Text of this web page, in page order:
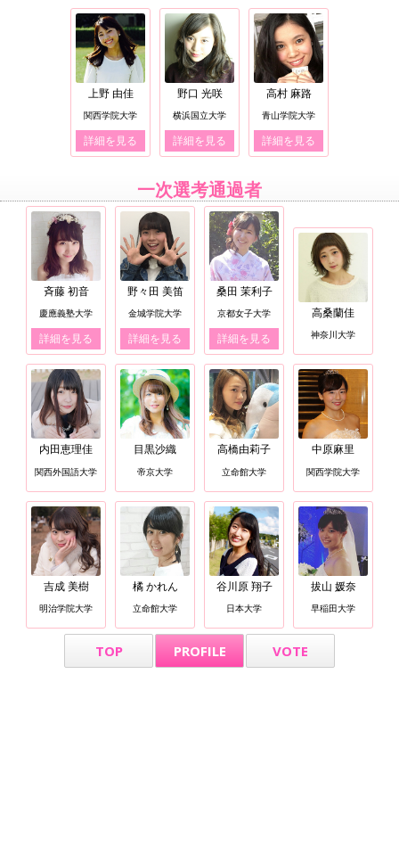
上野 由佳
関西学院大学
詳細を見る
野口 光咲
横浜国立大学
詳細を見る
高村 麻路
青山学院大学
詳細を見る
一次選考通過者
斉藤 初音
慶應義塾大学
詳細を見る
野々田 美笛
金城学院大学
詳細を見る
桑田 茉利子
京都女子大学
詳細を見る
高桑蘭佳
神奈川大学
内田恵理佳
関西外国語大学
目黒沙織
帝京大学
高橋由莉子
立命館大学
中原麻里
関西学院大学
吉成 美樹
明治学院大学
橘 かれん
立命館大学
谷川原 翔子
日本大学
拔山 媛奈
早稲田大学
TOP PROFILE VOTE